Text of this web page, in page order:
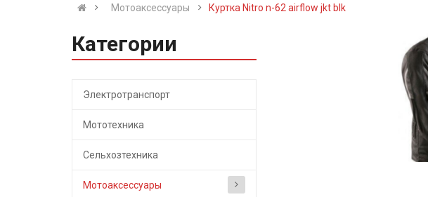
Мотоаксессуары Куртка Nitro n-62 airflow jkt blk
Категории
Электротранспорт
Мототехника
Сельхозтехника
Мотоаксессуары